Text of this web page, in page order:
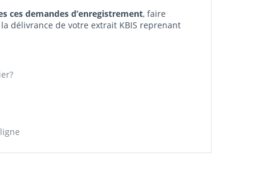
ces demandes d’enregistrement, faire
délivrance de votre extrait KBIS reprenant